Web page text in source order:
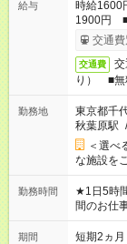
給与
時給
1900円 ■
交通費
交通費
り） ■無
勤務地
東京都千
秋葉原駅
＜選
な施設を
勤務時間
★1日5時
間のお仕
庭の都合
週最低15
期間
短期2ヵ